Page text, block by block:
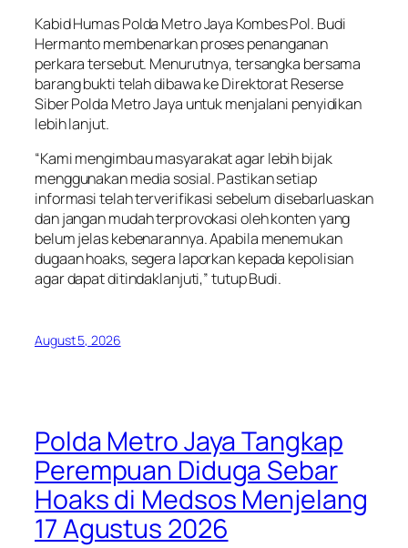
Kabid Humas Polda Metro Jaya Kombes Pol. Budi
Hermanto membenarkan proses penanganan
perkara tersebut. Menurutnya, tersangka bersama
barang bukti telah dibawa ke Direktorat Reserse
Siber Polda Metro Jaya untuk menjalani penyidikan
lebih lanjut.
“Kami mengimbau masyarakat agar lebih bijak
menggunakan media sosial. Pastikan setiap
informasi telah terverifikasi sebelum disebarluaskan
dan jangan mudah terprovokasi oleh konten yang
belum jelas kebenarannya. Apabila menemukan
dugaan hoaks, segera laporkan kepada kepolisian
agar dapat ditindaklanjuti,” tutup Budi.
August 5, 2026
Polda Metro Jaya Tangkap
Perempuan Diduga Sebar
Hoaks di Medsos Menjelang
17 Agustus 2026